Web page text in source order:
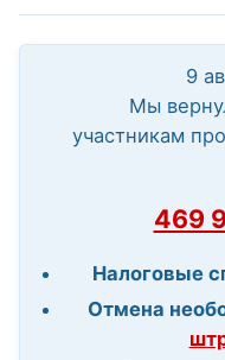
9
Мы
участникам
469
Налоговые
Отмена